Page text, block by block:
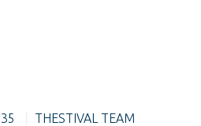
THESTIVAL TEAM